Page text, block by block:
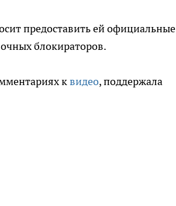
предоставить ей официальные
блокираторов.
квидео, поддержала